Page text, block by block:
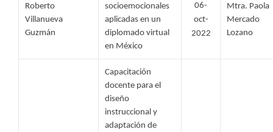
Roberto
Villanueva
Guzmán
socioemocionales
aplicadas en un
diplomado virtual
en México
06-
oct-
2022
Mtra. Paola
Mercado
Lozano
Capacitación
docente para el
diseño
instruccional y
adaptación de